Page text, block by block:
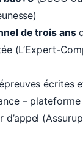
de trois ans
(L’Expert-
écrites
– plateforme